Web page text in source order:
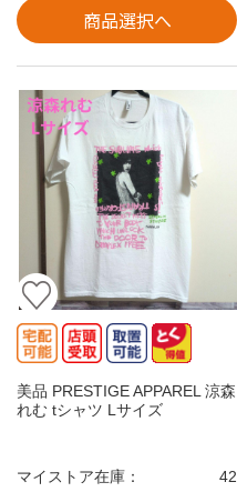
商品選択へ
美品 PRESTIGE APPAREL 涼森
れむ tシャツ Lサイズ
マイストア在庫： 42